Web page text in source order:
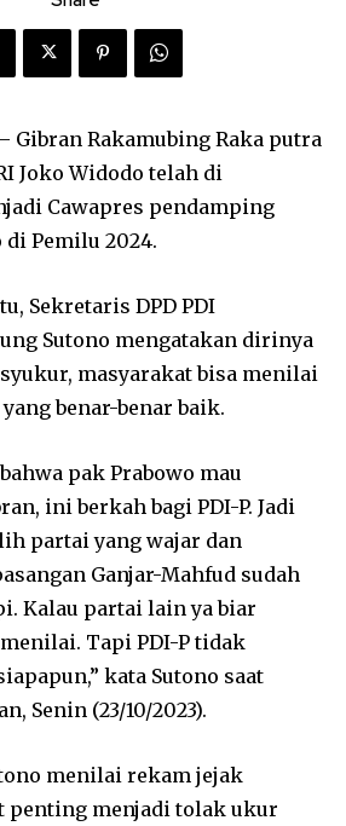
Gibran Rakamubing Raka putra
Joko Widodo telah di
Cawapres pendamping
di Pemilu 2024.
Sekretaris DPD PDI
Sutono mengatakan dirinya
masyarakat bisa menilai
benar-benar baik.
pak Prabowo mau
ini berkah bagi PDI-P. Jadi
partai yang wajar dan
Ganjar-Mahfud sudah
Kalau partai lain ya biar
Tapi PDI-P tidak
kata Sutono saat
Senin (23/10/2023).
menilai rekam jejak
penting menjadi tolak ukur